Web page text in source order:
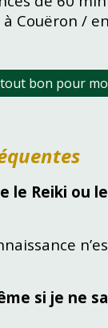
Couëron /
bon pour
le Reiki ou
si je ne